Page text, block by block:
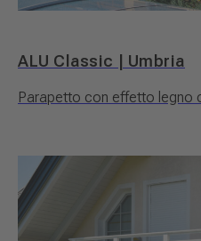
ALU Classic | Umbria
Parapetto con effetto legno